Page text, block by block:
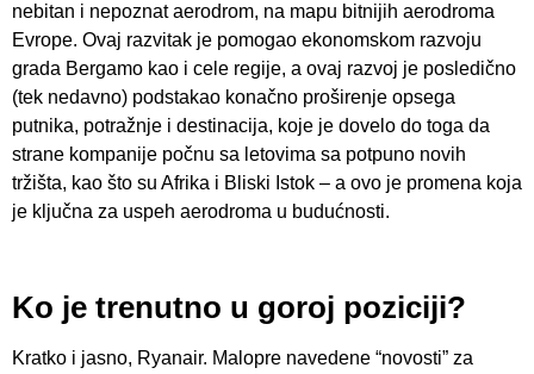
nebitan i nepoznat aerodrom, na mapu bitnijih aerodroma
Evrope. Ovaj razvitak je pomogao ekonomskom razvoju
grada Bergamo kao i cele regije, a ovaj razvoj je posledično
(tek nedavno) podstakao konačno proširenje opsega
putnika, potražnje i destinacija, koje je dovelo do toga da
strane kompanije počnu sa letovima sa potpuno novih
tržišta, kao što su Afrika i Bliski Istok – a ovo je promena koja
je ključna za uspeh aerodroma u budućnosti.
Ko je trenutno u goroj poziciji?
Kratko i jasno, Ryanair. Malopre navedene “novosti” za